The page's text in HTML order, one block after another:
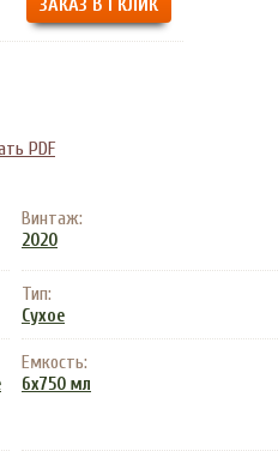
ЗАКАЗ В 1 КЛИК
PDF
Винтаж:
2020
Тип:
Сухое
Емкость:
6x750 мл